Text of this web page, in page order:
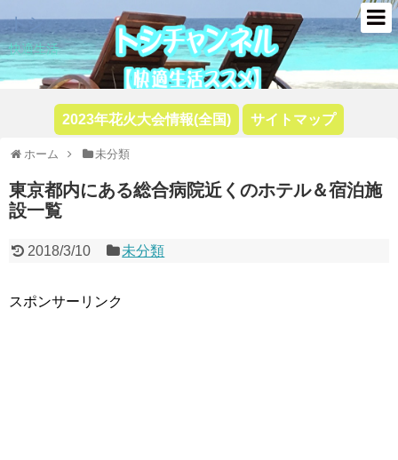
トシ
快適生活
2023年花火大会情報(全国) サイトマップ
ホーム 未分類
東京都内にある総合病院近くのホテル＆宿泊施
設一覧
2018/3/10 未分類
スポンサーリンク